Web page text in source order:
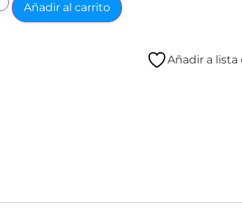
Añadir al carrito
Añadir a lista